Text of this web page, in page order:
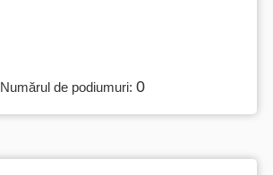
Numărul de podiumuri: 0